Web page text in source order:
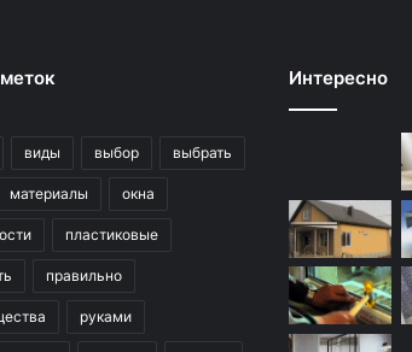
виды выбор выбрать
материалы окна
пластиковые
правильно
руками
Интересно